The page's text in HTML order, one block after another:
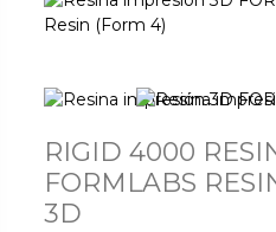
RIGID 4000
FORMLABS
3D